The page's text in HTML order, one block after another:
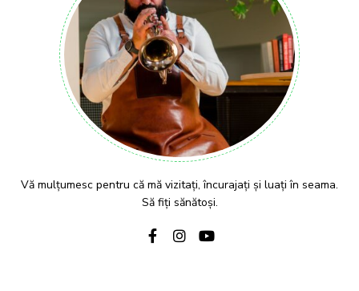
Vă mulțumesc pentru că mă vizitați, încurajați și luați în seama.
Să fiți sănătoși.